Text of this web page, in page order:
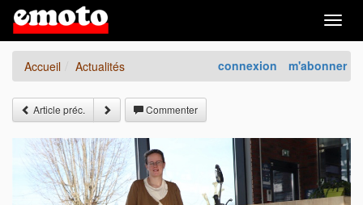
connexion m'abonner
Accueil Actualités
Article préc. Commenter